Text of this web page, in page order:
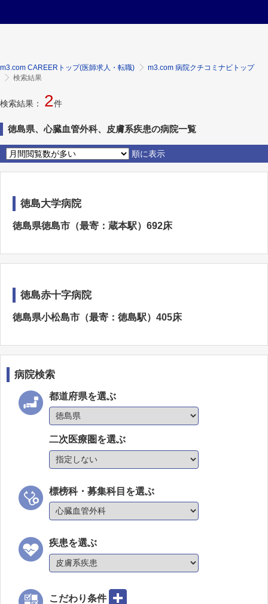
m3.com CAREERトップ(医師求人・転職)
m3.com 病院クチコミナビトップ
検索結果
検索結果： 2件
徳島県、心臓血管外科、皮膚系疾患の病院一覧
順に表示
徳島大学病院
徳島県徳島市（最寄：蔵本駅）692床
徳島赤十字病院
徳島県小松島市（最寄：徳島駅）405床
病院検索
都道府県を選ぶ
二次医療圏を選ぶ
標榜科・募集科目を選ぶ
疾患を選ぶ
こだわり条件